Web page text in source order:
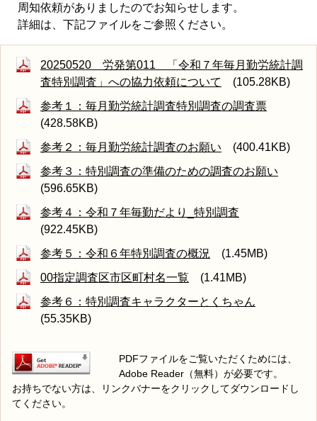
周知依頼がありましたのでお知らせします。
詳細は、下記ファイルをご参照ください。
20250520 労発第011 「令和７年毎月勤労統計調
査特別調査」への協力依頼について
(105.28KB)
参考１：毎月勤労統計調査特別調査の調査票
(428.58KB)
参考２：毎月勤労統計調査のお願い (400.41KB)
参考３：特別調査の準備のための調査のお願い
(596.65KB)
参考４：令和７年毎勤だより_特別調査
(922.45KB)
参考５：令和６年特別調査の概況 (1.45MB)
00指定調査区市区町村名一覧 (1.41MB)
参考６：特別調査キャラクターとくちゃん
(55.35KB)
PDFファイルをご覧いただくためには、
Adobe Reader（無料）が必要です。
お持ちでない方は、リンクバナーをクリックしてダウンロードし
てください。